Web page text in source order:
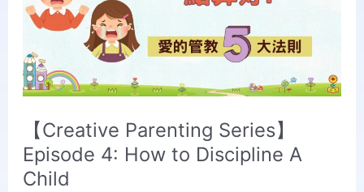
【Creative Parenting Series】
Episode 4: How to Discipline A
Child
4:
How
to
Discipline
Child